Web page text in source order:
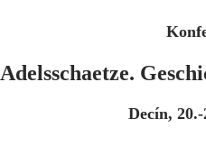
Adelsschaetze.
Decín, 20.-